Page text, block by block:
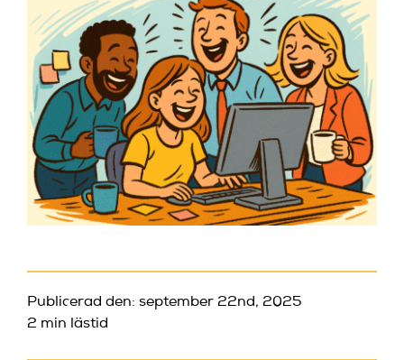
Vanliga frågor
Mitt konto
Publicerad den: september 22nd, 2025
2 min lästid